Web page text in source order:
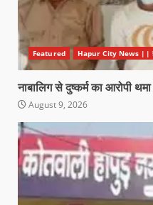
Featured Hapur City News ||
नाबालिग से दुष्कर्म का आरोपी थमा
August 9, 2026